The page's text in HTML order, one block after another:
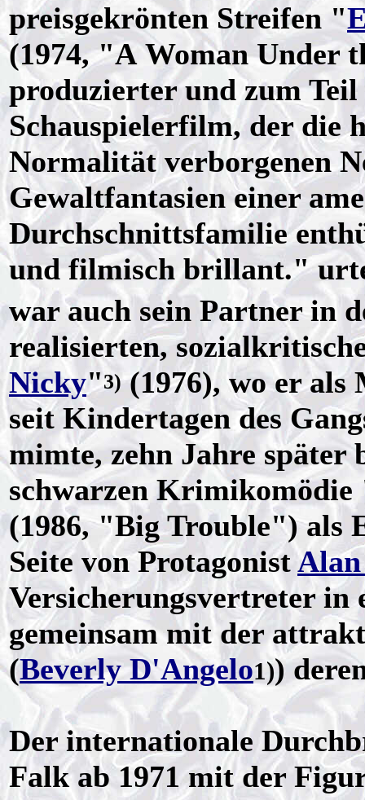
preisgekrönten Streifen "
(1974, "A Woman Under
produzierter und zum
Schauspielerfilm, der die
Normalität verborgenen
Gewaltfantasien einer
Durchschnittsfamilie
und filmisch brillant."
war auch sein Partner in
realisierten,
Nicky"3)(1976), wo er als
seit Kindertagen des
mimte, zehn Jahre später
schwarzen Krimikomödie
(1986, "Big Trouble") als
Seite von Protagonist
Versicherungsvertreter
gemeinsam mit der
(Beverly D'Angelo1))
Der internationale
Falk ab 1971 mit der